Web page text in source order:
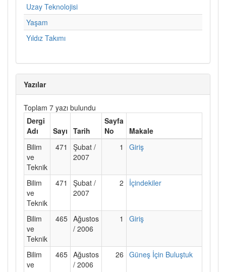
Uzay Teknolojisi
Yaşam
Yıldız Takımı
Yazılar
Toplam 7 yazı bulundu
Dergi
Adı
Sayı Tarih
Sayfa
No
Makale
Bilim
ve
Teknik
471
Şubat /
2007
1 Giriş
Bilim
ve
Teknik
471
Şubat /
2007
2 İçindekiler
Bilim
ve
Teknik
465 Ağustos
/ 2006
1 Giriş
Bilim
ve
465 Ağustos
/ 2006
26 Güneş İçin Buluştuk